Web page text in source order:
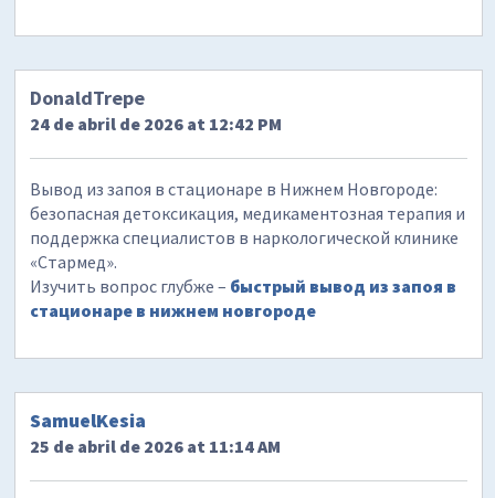
DonaldTrepe
24 de abril de 2026 at 12:42 PM
Вывод из запоя в стационаре в Нижнем Новгороде:
безопасная детоксикация, медикаментозная терапия и
поддержка специалистов в наркологической клинике
«Стармед».
Изучить вопрос глубже – быстрый вывод из запоя в
стационаре в нижнем новгороде
SamuelKesia
25 de abril de 2026 at 11:14 AM